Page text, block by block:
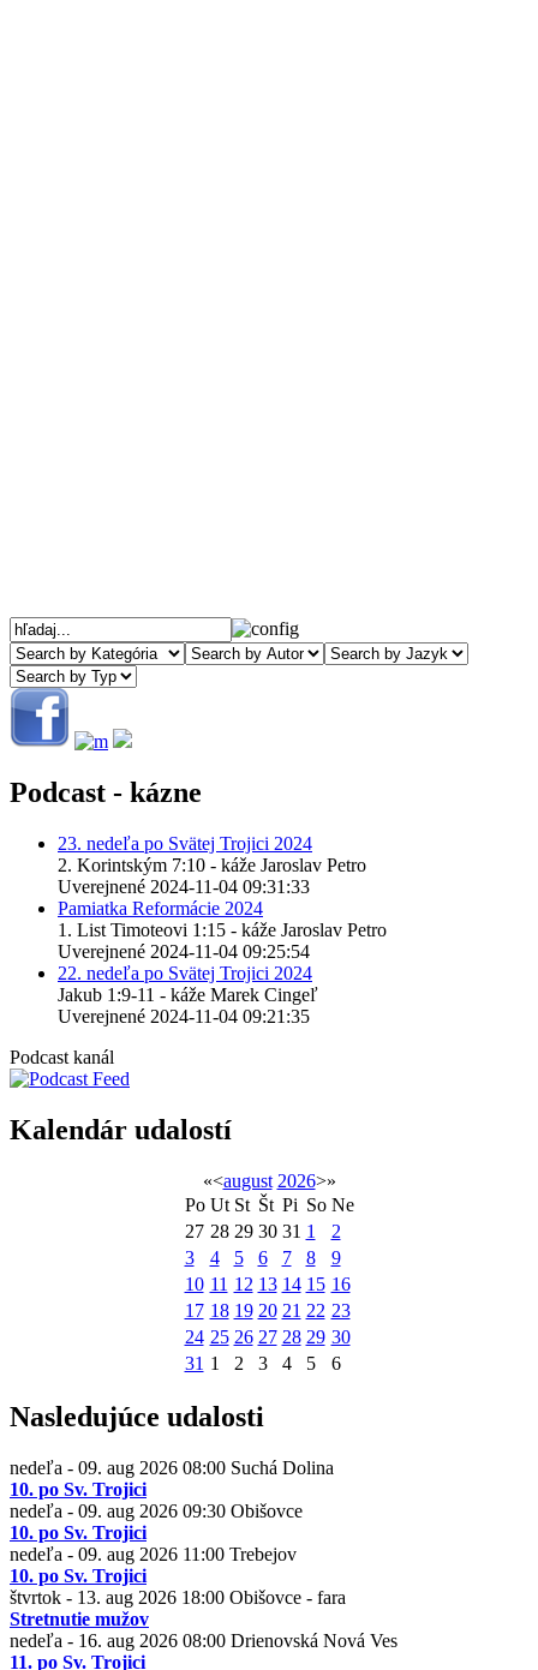
Podcast - kázne
23. nedeľa po Svätej Trojici 2024
2. Korintským 7:10 - káže Jaroslav Petro
Uverejnené 2024-11-04 09:31:33
Pamiatka Reformácie 2024
1. List Timoteovi 1:15 - káže Jaroslav Petro
Uverejnené 2024-11-04 09:25:54
22. nedeľa po Svätej Trojici 2024
Jakub 1:9-11 - káže Marek Cingeľ
Uverejnené 2024-11-04 09:21:35
Podcast kanál
Kalendár udalostí
«<august 2026>»
Po Ut St Št Pi So Ne
27 28 29 30 31 1
2
3
4 5 6 7 8
9
10 11 12 13 14 15 16
17 18 19 20 21 22 23
24 25 26 27 28 29 30
31 1 2 3 4 5 6
Nasledujúce udalosti
nedeľa - 09. aug 2026 08:00 Suchá Dolina
10. po Sv. Trojici
nedeľa - 09. aug 2026 09:30 Obišovce
10. po Sv. Trojici
nedeľa - 09. aug 2026 11:00 Trebejov
10. po Sv. Trojici
štvrtok - 13. aug 2026 18:00 Obišovce - fara
Stretnutie mužov
nedeľa - 16. aug 2026 08:00 Drienovská Nová Ves
11. po Sv. Trojici